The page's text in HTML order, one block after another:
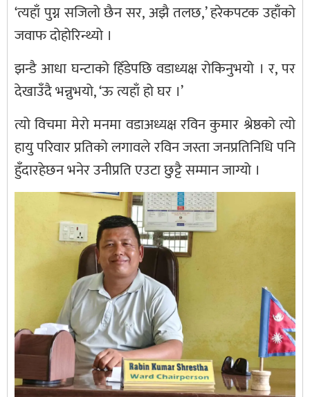
‘त्यहाँ पुग्न सजिलो छैन सर, अझै तलछ,’ हरेकपटक उहाँको
जवाफ दोहोरिन्थ्यो ।
झन्डै आधा घन्टाको हिँडेपछि वडाध्यक्ष रोकिनुभयो । र, पर
देखाउँदै भन्नुभयो, ‘ऊ त्यहाँ हो घर ।’
त्यो विचमा मेरो मनमा वडाअध्यक्ष रविन कुमार श्रेष्ठको त्यो
हायु परिवार प्रतिको लगावले रविन जस्ता जनप्रतिनिधि पनि
हुँदारहेछन भनेर उनीप्रति एउटा छुट्टै सम्मान जाग्यो ।